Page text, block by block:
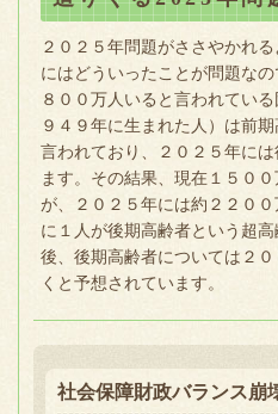
２０２５年問題がささやかれ
にはどういったことが問題な
８００万人いると言われてい
９４９年に生まれた人）は前
言われており、２０２５年に
ます。その結果、現在１５０
が、２０２５年には約２２０
に１人が後期高齢者という超
後、後期高齢者については２
くと予想されています。
社会保障財政バランス崩